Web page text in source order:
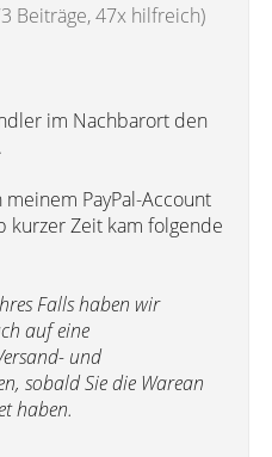
Beiträge, 47x hilfreich)
im Nachbarort den
PayPal-Account
kurzer Zeit kam folgende
Falls haben wir
auf eine
und
sobald Sie die Warean
haben.